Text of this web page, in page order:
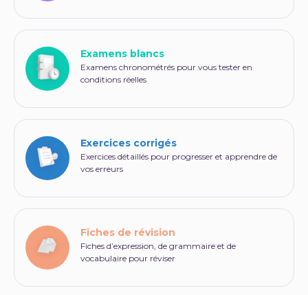
Examens blancs
Examens chronométrés pour vous tester en
conditions réelles
Exercices corrigés
Exercices détaillés pour progresser et apprendre de
vos erreurs
Fiches de révision
Fiches d’expression, de grammaire et de
vocabulaire pour réviser